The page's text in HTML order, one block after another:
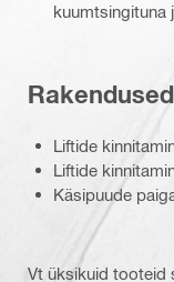
kuumtsingituna
Rakendused
Liftide
Liftide
Käsipuude
Vt üksikuid tooteid